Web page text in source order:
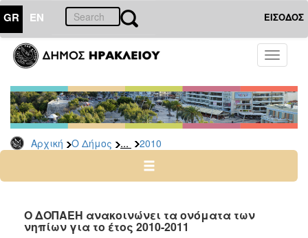
GR EN ΕΙΣΟΔΟΣ
Toggle
Αρχική Ο Δήμος ... 2010
ΔΗΜΟΣ
Δελτία
Τύπου
Αρχείο
2026
2024
2022
Ο ΔΟΠΑΕΗ ανακοινώνει τα ονόματα των
νηπίων για το έτος 2010-2011